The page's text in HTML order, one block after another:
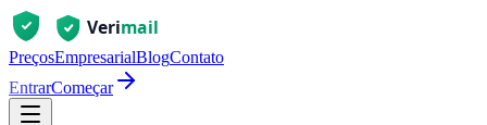
PreçosEmpresarialBlogContato
EntrarComeçar